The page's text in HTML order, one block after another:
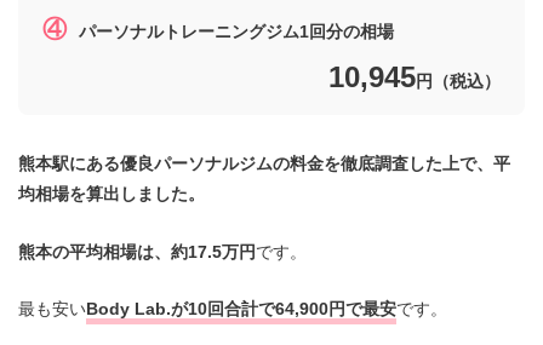
④ パーソナルトレーニングジム1回分の相場
10,945円（税込）
熊本駅にある優良パーソナルジムの料金を徹底調査した上で、平
均相場を算出しました。
熊本の平均相場は、約17.5万円です。
最も安いBody Lab.が10回合計で64,900円で最安です。